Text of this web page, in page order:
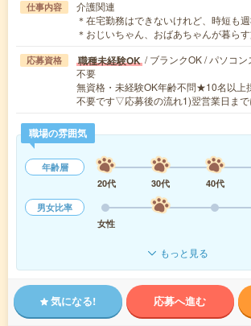
仕事内容
介護関連
＊在宅勤務はできないけれど、時短も
＊おじいちゃん、おばあちゃんが暮ら
応募資格 職種未経験OK / ブランクOK / パソコ
不要
無資格・未経験OK年齢不問★10名以
不要です▽応募後の流れ1)翌営業日ま
職場の雰囲気
年齢層
20代
30代 40代
男女比率
女性
もっと見る
気になる! 応募へ進む